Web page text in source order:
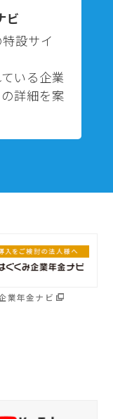
ビ
設サイ
いる企業
詳細を案
業年金ナビ